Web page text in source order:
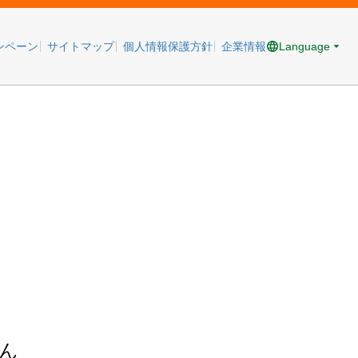
ペーン サイトマップ 個人情報保護方針 企業情報 Language